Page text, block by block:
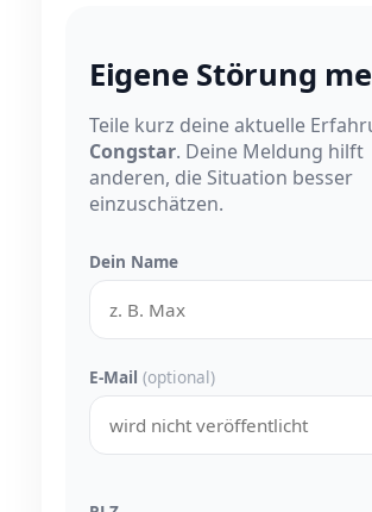
Eigene Störung
Teile kurz deine aktuelle
Congstar. Deine Meldung hilft
anderen, die Situation besser
einzuschätzen.
Dein Name
E-Mail (optional)